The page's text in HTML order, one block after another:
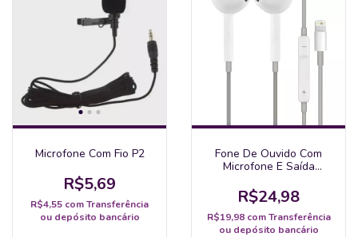
Microfone Com Fio P2
R$5,69
R$4,55 comTransferência
ou depósito bancário
Fone De Ouvido Com
Microfone E Saída
R$24,98
R$19,98 com Transferência
ou depósito bancário